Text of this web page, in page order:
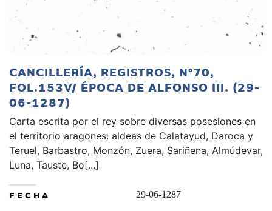
CANCILLERÍA, REGISTROS, Nº70,
FOL.153V/ ÉPOCA DE ALFONSO III. (29-
06-1287)
Carta escrita por el rey sobre diversas posesiones en
el territorio aragones: aldeas de Calatayud, Daroca y
Teruel, Barbastro, Monzón, Zuera, Sariñena, Almúdevar,
Luna, Tauste, Bo[...]
FECHA 29-06-1287